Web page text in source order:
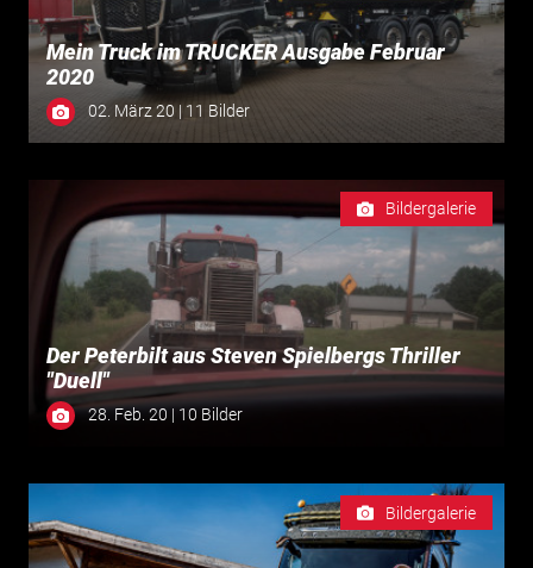
Mein Truck im TRUCKER Ausgabe Februar
2020
02. März 20 | 11 Bilder
Bildergalerie
Der Peterbilt aus Steven Spielbergs Thriller
"Duell"
28. Feb. 20 | 10 Bilder
Bildergalerie